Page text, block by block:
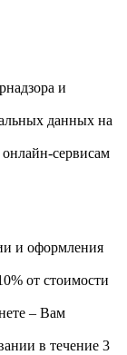
и
данных на
сервисам
и оформления
от стоимости
– Вам
в течение 3